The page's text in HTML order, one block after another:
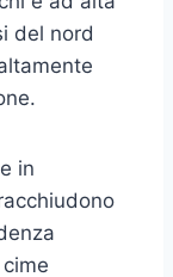
del nord
in